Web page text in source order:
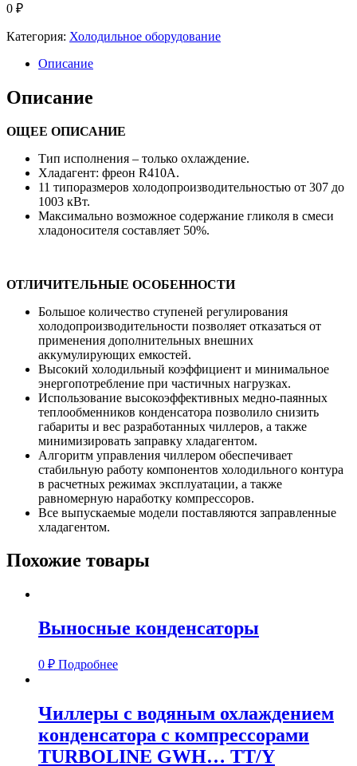
0 ₽
Категория: Холодильное оборудование
Описание
Описание
ОЩЕЕ ОПИСАНИЕ
Тип исполнения – только охлаждение.
Хладагент: фреон R410A.
11 типоразмеров холодопроизводительностью от 307 до
1003 кВт.
Максимально возможное содержание гликоля в смеси
хладоносителя составляет 50%.
ОТЛИЧИТЕЛЬНЫЕ ОСОБЕННОСТИ
Большое количество ступеней регулирования
холодопроизводительности позволяет отказаться от
применения дополнительных внешних
аккумулирующих емкостей.
Высокий холодильный коэффициент и минимальное
энергопотребление при частичных нагрузках.
Использование высокоэффективных медно-паянных
теплообменников конденсатора позволило снизить
габариты и вес разработанных чиллеров, а также
минимизировать заправку хладагентом.
Алгоритм управления чиллером обеспечивает
стабильную работу компонентов холодильного контура
в расчетных режимах эксплуатации, а также
равномерную наработку компрессоров.
Все выпускаемые модели поставляются заправленные
хладагентом.
Похожие товары
Выносные конденсаторы
0 ₽ Подробнее
Чиллеры с водяным охлаждением
конденсатора с компрессорами
TURBOLINE GWH… TT/Y